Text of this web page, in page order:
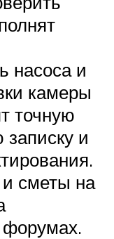
насоса и
камеры
точную
и
и сметы на
форумах.